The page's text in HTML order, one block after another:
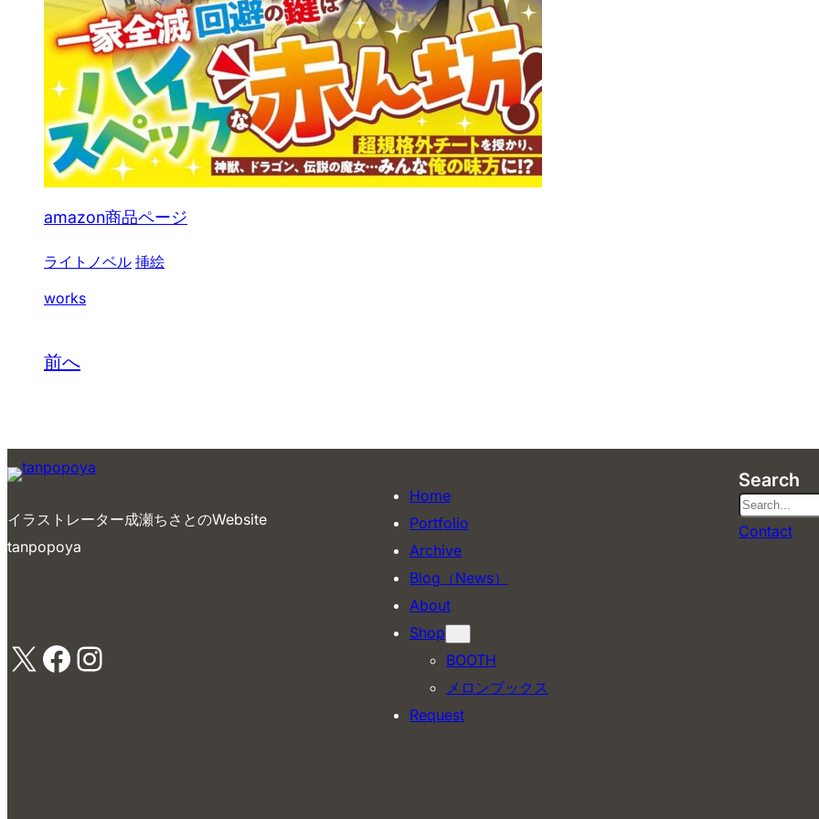
amazon商品ページ
ライトノベル 挿絵
works
前へ
イラストレーター成瀬ちさとのWebsite
tanpopoya
X Facebook Instagram
Home
Portfolio
Archive
Blog（News）
About
Shop
BOOTH
メロンブックス
Request
Search
検
索
Contact